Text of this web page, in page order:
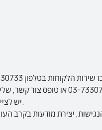
info@pc.co.il יש לציין דרכי התקשרות למענה חוזר.